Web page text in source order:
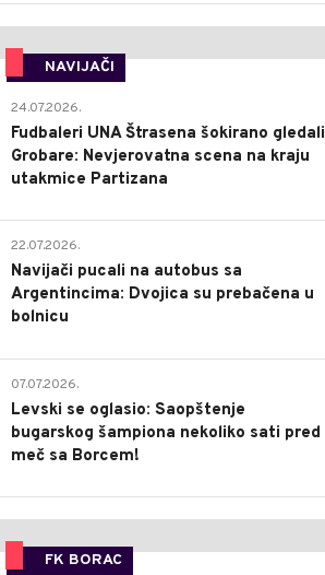
NAVIJAČI
24.07.2026.
Fudbaleri UNA Štrasena šokirano gledali
Grobare: Nevjerovatna scena na kraju
utakmice Partizana
22.07.2026.
Navijači pucali na autobus sa
Argentincima: Dvojica su prebačena u
bolnicu
07.07.2026.
Levski se oglasio: Saopštenje
bugarskog šampiona nekoliko sati pred
meč sa Borcem!
FK BORAC